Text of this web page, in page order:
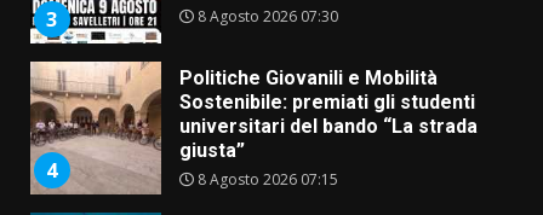
3 8 Agosto 2026 07:30
4
Politiche Giovanili e Mobilità
Sostenibile: premiati gli studenti
universitari del bando “La strada
giusta”
8 Agosto 2026 07:15